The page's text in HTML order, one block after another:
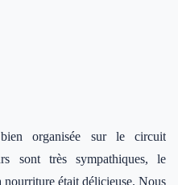
organisée sur le circuit
sont très sympathiques, le
était délicieuse. Nous